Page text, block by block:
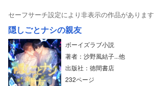
セーフサーチ設定により非表示の作品があります
隠しごとナシの親友
ボーイズラブ小説
著者：沙野風結子...他
出版社：徳間書店
232ページ